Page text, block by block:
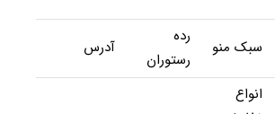
سبک منو
رده
رستوران
آدرس
انواع